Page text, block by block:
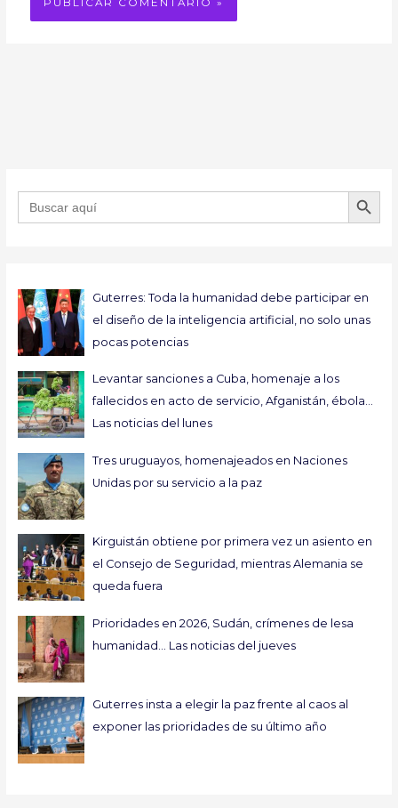
Buscar: BOTÓN DE
Guterres: Toda la humanidad debe participar en
el diseño de la inteligencia artificial, no solo unas
pocas potencias
Levantar sanciones a Cuba, homenaje a los
fallecidos en acto de servicio, Afganistán, ébola…
Las noticias del lunes
Tres uruguayos, homenajeados en Naciones
Unidas por su servicio a la paz
Kirguistán obtiene por primera vez un asiento en
el Consejo de Seguridad, mientras Alemania se
queda fuera
Prioridades en 2026, Sudán, crímenes de lesa
humanidad… Las noticias del jueves
Guterres insta a elegir la paz frente al caos al
exponer las prioridades de su último año